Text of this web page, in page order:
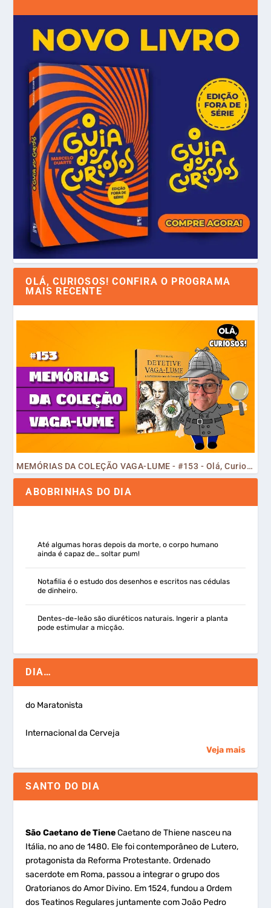
OLÁ, CURIOSOS! CONFIRA O PROGRAMA
MAIS RECENTE
MEMÓRIAS DA COLEÇÃO VAGA-LUME - #153 - Olá, Curiosos! 2023
ABOBRINHAS DO DIA
Até algumas horas depois da morte, o corpo humano
ainda é capaz de… soltar pum!
Notafilia é o estudo dos desenhos e escritos nas cédulas
de dinheiro.
Dentes-de-leão são diuréticos naturais. Ingerir a planta
pode estimular a micção.
DIA…
do Maratonista
Internacional da Cerveja
Veja mais
SANTO DO DIA
São Caetano de TieneCaetano de Thiene nasceu na
Itália, no ano de 1480. Ele foi contemporâneo de Lutero,
protagonista da Reforma Protestante. Ordenado
sacerdote em Roma, passou a integrar o grupo dos
Oratorianos do Amor Divino. Em 1524, fundou a Ordem
dos Teatinos Regulares juntamente com João Pedro